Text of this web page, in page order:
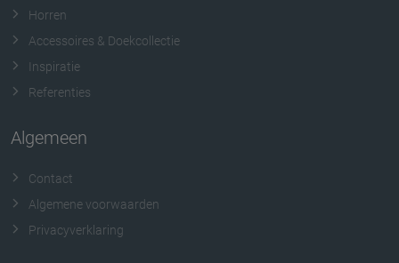
Horren
Accessoires & Doekcollectie
Inspiratie
Referenties
Algemeen
Contact
Algemene voorwaarden
Privacyverklaring